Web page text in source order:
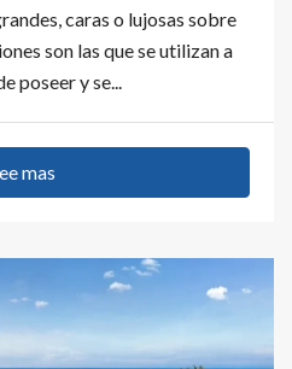
caras o lujosas sobre
son las que se utilizan a
poseer y se...
mas